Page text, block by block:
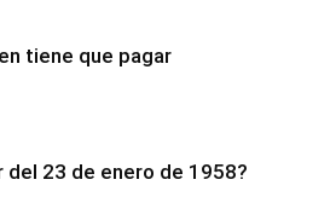
tiene que pagar
del 23 de enero de 1958?